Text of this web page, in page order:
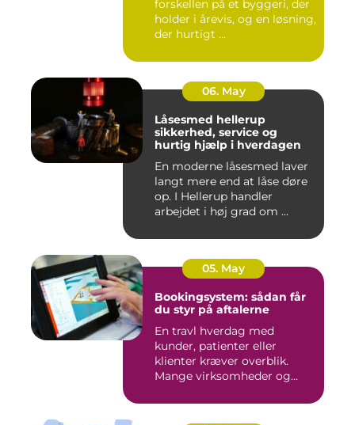
forskellen på et byggeri, der
holder i årevis, og en løsning,
der hurtigt ...
06. May
Låsesmed hellerup
sikkerhed, service og
hurtig hjælp i hverdagen
En moderne låsesmed laver
langt mere end at låse døre
op. I Hellerup handler
arbejdet i høj grad om ...
05. May
Bookingsystem: sådan får
du styr på aftalerne
En travl hverdag med
kunder, patienter eller
klienter kræver overblik.
Mange virksomheder og